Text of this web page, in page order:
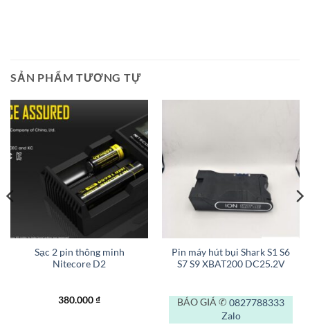
SẢN PHẨM TƯƠNG TỰ
Sạc 2 pin thông minh
Nitecore D2
380.000₫
Pin máy hút bụi Shark S1 S6
S7 S9 XBAT200 DC25.2V
BÁO GIÁ ✆ 0827788333
Zalo